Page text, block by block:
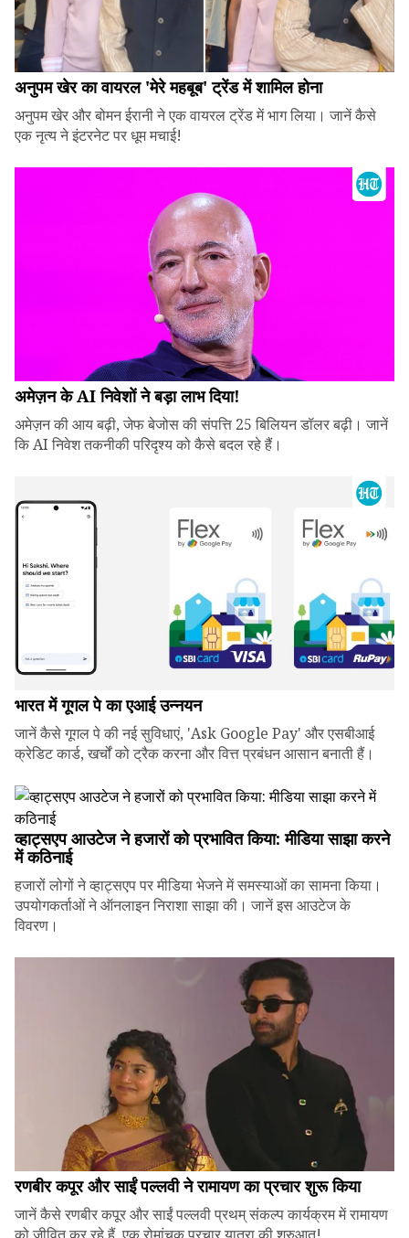
अनुपम खेर का वायरल 'मेरे महबूब' ट्रेंड में शामिल होना
अनुपम खेर और बोमन ईरानी ने एक वायरल ट्रेंड में भाग लिया। जानें कैसे
एक नृत्य ने इंटरनेट पर धूम मचाई!
अमेज़न के AI निवेशों ने बड़ा लाभ दिया!
अमेज़न की आय बढ़ी, जेफ बेजोस की संपत्ति 25 बिलियन डॉलर बढ़ी। जानें
कि AI निवेश तकनीकी परिदृश्य को कैसे बदल रहे हैं।
भारत में गूगल पे का एआई उन्नयन
जानें कैसे गूगल पे की नई सुविधाएं, 'Ask Google Pay' और एसबीआई
क्रेडिट कार्ड, खर्चों को ट्रैक करना और वित्त प्रबंधन आसान बनाती हैं।
व्हाट्सएप आउटेज ने हजारों को प्रभावित किया: मीडिया साझा करने
में कठिनाई
हजारों लोगों ने व्हाट्सएप पर मीडिया भेजने में समस्याओं का सामना किया।
उपयोगकर्ताओं ने ऑनलाइन निराशा साझा की। जानें इस आउटेज के
विवरण।
रणबीर कपूर और साईं पल्लवी ने रामायण का प्रचार शुरू किया
जानें कैसे रणबीर कपूर और साईं पल्लवी प्रथम् संकल्प कार्यक्रम में रामायण